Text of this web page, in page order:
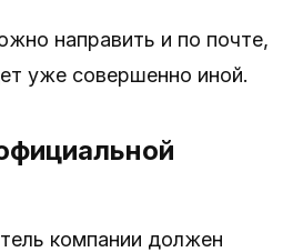
направить и по почте,
уже совершенно иной.
компании должен